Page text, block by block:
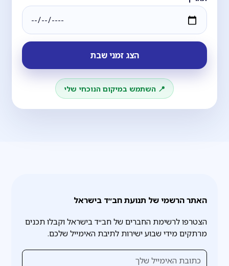
הצג זמני שבת
📍 השתמש במיקום הנוכחי שלי
האתר הרשמי של תנועת חב״ד בישראל
הצטרפו לרשימת החברים של חב״ד בישראל וקבלו תכנים
מרתקים מידי שבוע ישירות לתיבת האימייל שלכם.